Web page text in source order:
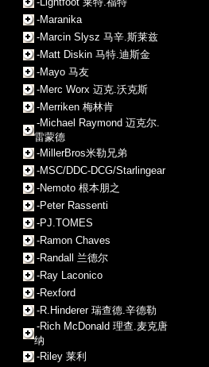
-Maranika
-Marcin Slysz 马辛.斯莱兹
-Matt Diskin 马特.迪斯金
-Mayo 马友
-Merc Worx 迈克.沃克斯
-Merriken 梅林肯
-Michael Raymond 迈克尔.
雷蒙德
-MillerBros米勒兄弟
-MSC/DDC-DCG/Starlingear
-Nemoto 根本朋之
-Peter Rassenti
-PJ.TOMES
-Ramon Chaves
-Randall 兰德尔
-Ray Laconico
-Rexford
-R.Hinderer 瑞查德.辛德勒
-Rich McDonald 理查.麦克唐
纳
-Riley 莱利